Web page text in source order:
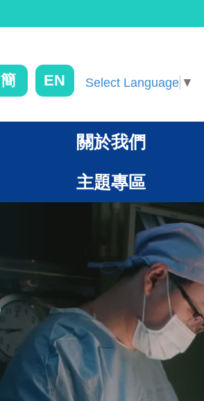
簡 EN Select Language ▼
關於我們
主題專區